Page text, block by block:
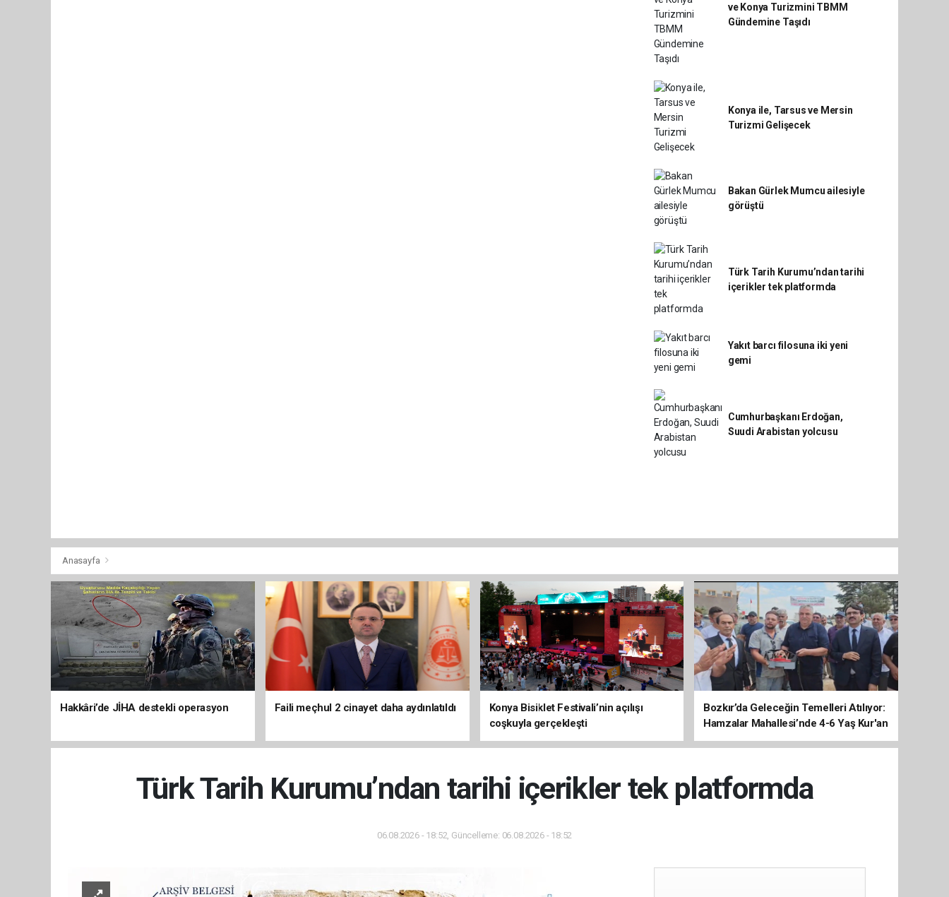
ve Konya Turizmini TBMM
Gündemine Taşıdı
Konya ile, Tarsus ve Mersin
Turizmi Gelişecek
Bakan Gürlek Mumcu ailesiyle
görüştü
Türk Tarih Kurumu’ndan tarihi
içerikler tek platformda
Yakıt barcı filosuna iki yeni
gemi
Cumhurbaşkanı Erdoğan,
Suudi Arabistan yolcusu
Anasayfa
Hakkâri’de JİHA destekli operasyon Faili meçhul 2 cinayet daha aydınlatıldı
Konya Bisiklet Festivali’nin açılışı
coşkuyla gerçekleşti
Bozkır’da Geleceğin Temelleri Atılıyor:
Hamzalar Mahallesi’nde 4-6 Yaş Kur'an
Kursu İnşaatı Başladı
Türk Tarih Kurumu’ndan tarihi içerikler tek platformda
06.08.2026 - 18:52, Güncelleme: 06.08.2026 - 18:52